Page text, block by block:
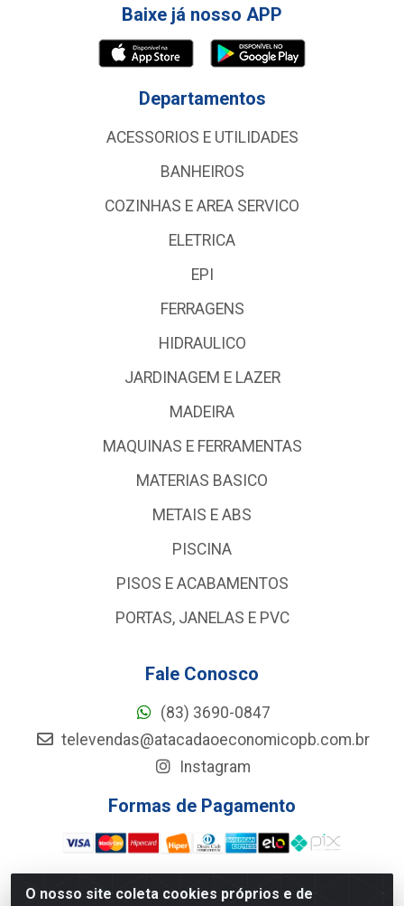
O nosso site coleta cookies próprios e de
Baixe já nosso APP
Departamentos
ACESSORIOS E UTILIDADES
BANHEIROS
COZINHAS E AREA SERVICO
ELETRICA
EPI
FERRAGENS
HIDRAULICO
JARDINAGEM E LAZER
MADEIRA
MAQUINAS E FERRAMENTAS
MATERIAS BASICO
METAIS E ABS
PISCINA
PISOS E ACABAMENTOS
PORTAS, JANELAS E PVC
Fale Conosco
(83) 3690-0847
televendas@atacadaoeconomicopb.com.br
Instagram
Formas de Pagamento